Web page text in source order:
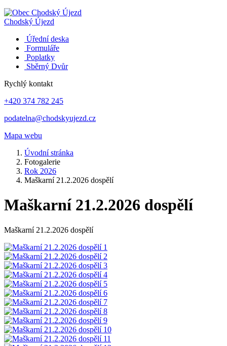
Chodský Újezd
Úřední deska
Formuláře
Poplatky
Sběrný Dvůr
Rychlý kontakt
+420 374 782 245
podatelna@chodskyujezd.cz
Mapa webu
Úvodní stránka
Fotogalerie
Rok 2026
Maškarní 21.2.2026 dospělí
Maškarní 21.2.2026 dospělí
Maškarní 21.2.2026 dospělí